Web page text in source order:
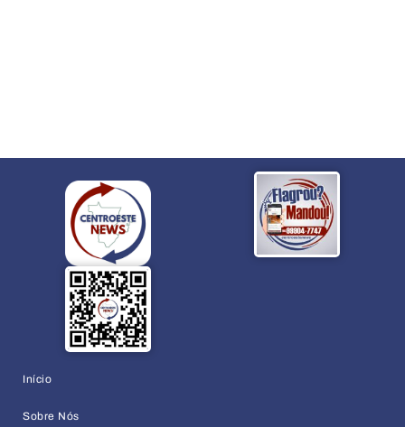
Início
Sobre Nós